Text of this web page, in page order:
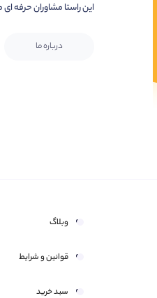
این راستا مشاوران حرفه
درباره ما
وبلاگ
قوانین و شرایط
سبد خرید